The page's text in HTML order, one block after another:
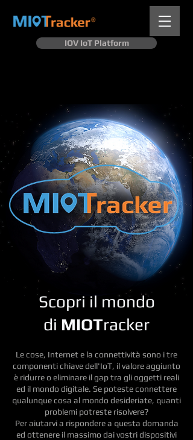
IOV IoT Platform
Scopri il mondo
di MIOTracker
Le cose, Internet e la connettività sono i tre
componenti chiave dell'IoT, il valore aggiunto
è ridurre o eliminare il gap tra gli oggetti reali
ed il mondo digitale. Se poteste connettere
qualunque cosa al mondo desideriate, quanti
problemi potreste risolvere?
Per aiutarvi a rispondere a questa domanda
ed ottenere il massimo dai vostri dispositivi